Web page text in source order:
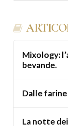
Mixology:
bevande.
Dalle
La notte